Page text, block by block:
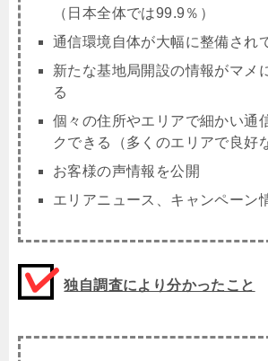
（日本全体では99.9％）
通信環境自体が大幅に整備され
新たな基地局開設の情報がマメ
る
個々の住所やエリアで細かい通
クできる（多くのエリアで良好
お客様の声情報を公開
エリアニュース、キャンペーン
独自調査により分かったこと